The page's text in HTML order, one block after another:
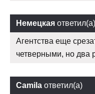
Немецкая ответил(а)
Агентства еще
четверными, но два
Camila ответил(а)